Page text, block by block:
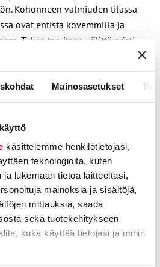
Mainosasetukset
käsittelemme henkilötietojasi,
teknologioita, kuten
lukemaan tietoa laitteeltasi,
mainoksia ja sisältöjä,
mittauksia, saada
sekä tuotekehitykseen
kuka käyttää tietojasi ja mihin
Kohonneen valmiuden tilassa
ovat entistä kovemmilla ja
Tukea tarvitaan välittömästi,
puheenjohtaja Jyrki
meripalvelun rasituksista on
on voitava kehittää
virkakunnan kanssa
henkilöstöjärjestöt
yhdessä jäsenistönsä
ryhdytään edistämään.
on nyt korkea aika ottaa